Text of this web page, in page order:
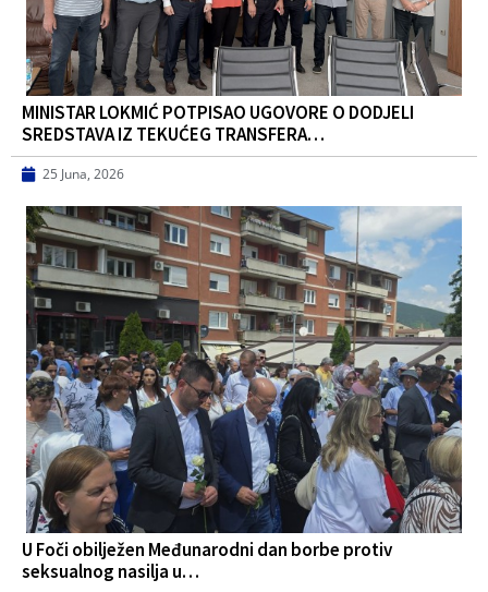
MINISTAR LOKMIĆ POTPISAO UGOVORE O DODJELI
SREDSTAVA IZ TEKUĆEG TRANSFERA…
25 Juna, 2026
U Foči obilježen Međunarodni dan borbe protiv
seksualnog nasilja u…